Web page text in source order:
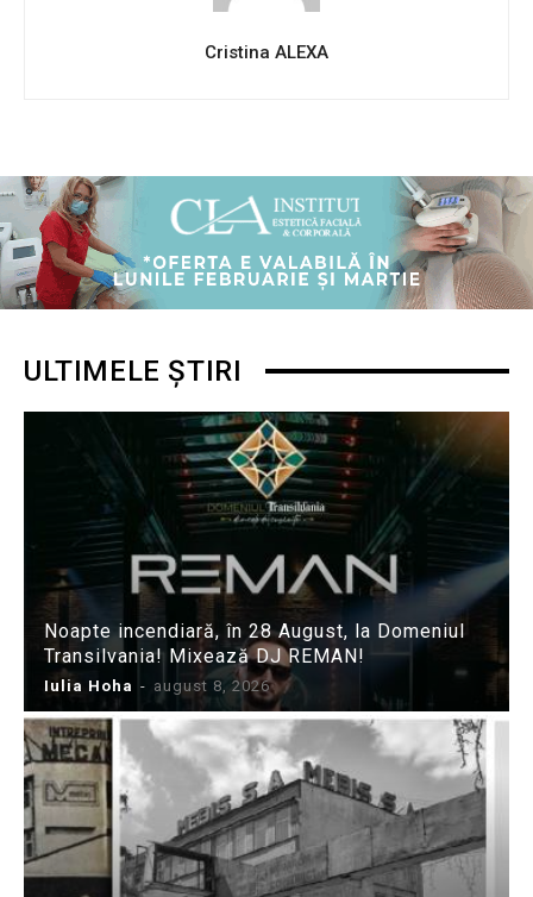
Cristina ALEXA
ULTIMELE ȘTIRI
Noapte incendiară, în 28 August, la Domeniul
Transilvania! Mixează DJ REMAN!
Iulia Hoha - august 8, 2026